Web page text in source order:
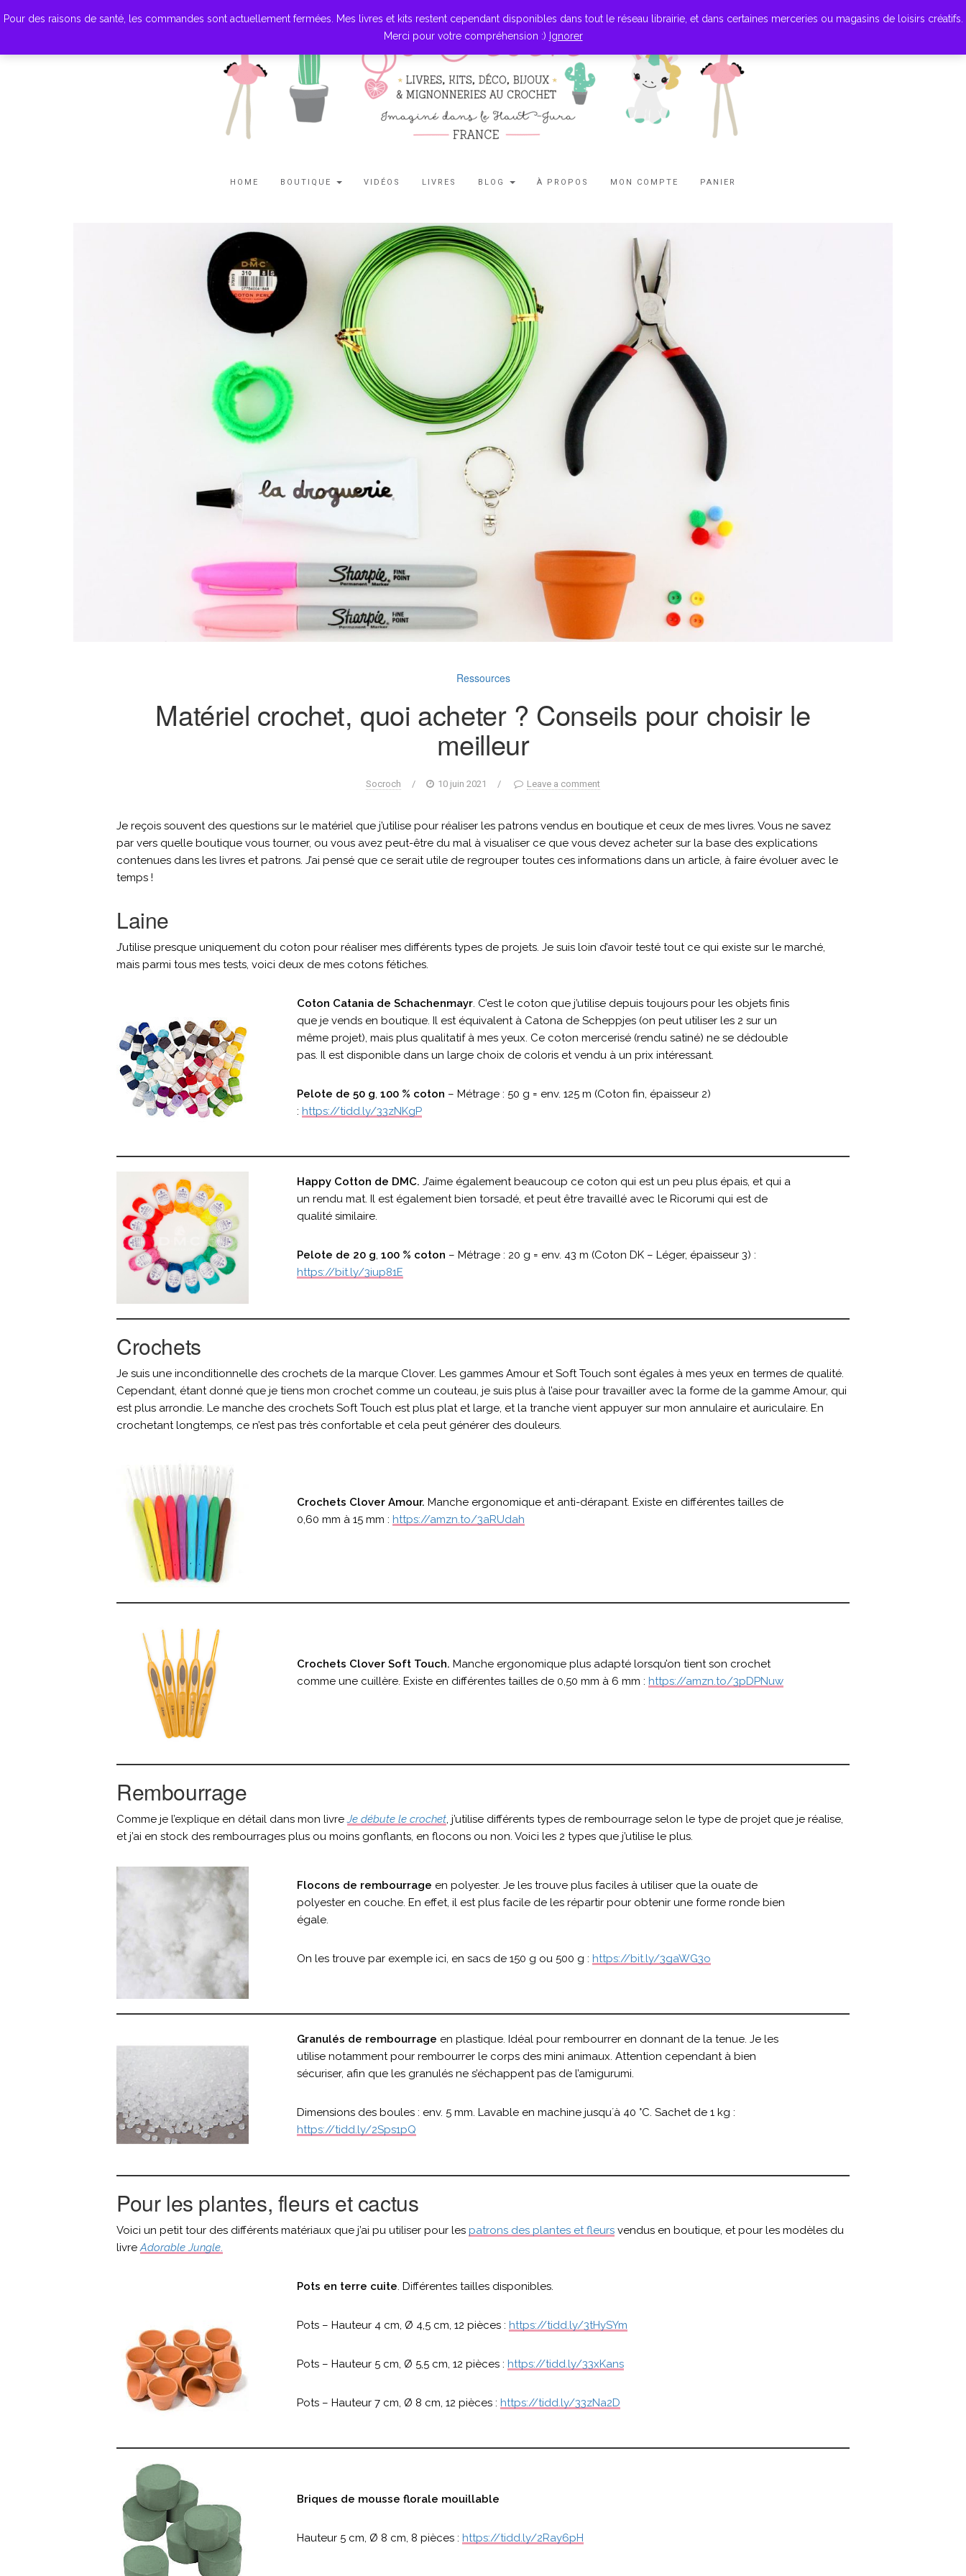
HOME BOUTIQUE VIDÉOS LIVRES BLOG À PROPOS MON COMPTE PANIER
Ressources
Matériel crochet, quoi acheter ? Conseils pour choisir le
meilleur
Socroch / 10 juin 2021 / Leave a comment
Je reçois souvent des questions sur le matériel que j’utilise pour réaliser les patrons vendus en boutique et ceux de mes livres. Vous ne savez
par vers quelle boutique vous tourner, ou vous avez peut-être du mal à visualiser ce que vous devez acheter sur la base des explications
contenues dans les livres et patrons. J’ai pensé que ce serait utile de regrouper toutes ces informations dans un article, à faire évoluer avec le
temps !
Laine
J’utilise presque uniquement du coton pour réaliser mes différents types de projets. Je suis loin d’avoir testé tout ce qui existe sur le marché,
mais parmi tous mes tests, voici deux de mes cotons fétiches.
Coton Catania de Schachenmayr. C’est le coton que j’utilise depuis toujours pour les objets finis
que je vends en boutique. Il est équivalent à Catona de Scheppjes (on peut utiliser les 2 sur un
même projet), mais plus qualitatif à mes yeux. Ce coton mercerisé (rendu satiné) ne se dédouble
pas. Il est disponible dans un large choix de coloris et vendu à un prix intéressant.
Pelote de 50 g, 100 % coton – Métrage : 50 g = env. 125 m (Coton fin, épaisseur 2)
: https://tidd.ly/33zNKgP
Happy Cotton de DMC. J’aime également beaucoup ce coton qui est un peu plus épais, et qui a
un rendu mat. Il est également bien torsadé, et peut être travaillé avec le Ricorumi qui est de
qualité similaire.
Pelote de 20 g, 100 % coton – Métrage : 20 g = env. 43 m (Coton DK – Léger, épaisseur 3) :
https://bit.ly/3iup81E
Crochets
Je suis une inconditionnelle des crochets de la marque Clover. Les gammes Amour et Soft Touch sont égales à mes yeux en termes de qualité.
Cependant, étant donné que je tiens mon crochet comme un couteau, je suis plus à l’aise pour travailler avec la forme de la gamme Amour, qui
est plus arrondie. Le manche des crochets Soft Touch est plus plat et large, et la tranche vient appuyer sur mon annulaire et auriculaire. En
crochetant longtemps, ce n’est pas très confortable et cela peut générer des douleurs.
Crochets Clover Amour. Manche ergonomique et anti-dérapant. Existe en différentes tailles de
0,60 mm à 15 mm : https://amzn.to/3aRUdah
Crochets Clover Soft Touch. Manche ergonomique plus adapté lorsqu’on tient son crochet
comme une cuillère. Existe en différentes tailles de 0,50 mm à 6 mm : https://amzn.to/3pDPNuw
Rembourrage
Comme je l’explique en détail dans mon livreJe débute le crochet, j’utilise différents types de rembourrage selon le type de projet que je réalise,
et j’ai en stock des rembourrages plus ou moins gonflants, en flocons ou non. Voici les 2 types que j’utilise le plus.
Flocons de rembourrage en polyester. Je les trouve plus faciles à utiliser que la ouate de
polyester en couche. En effet, il est plus facile de les répartir pour obtenir une forme ronde bien
égale.
On les trouve par exemple ici, en sacs de 150 g ou 500 g : https://bit.ly/3gaWG3o
Granulés de rembourrage en plastique. Idéal pour rembourrer en donnant de la tenue. Je les
utilise notamment pour rembourrer le corps des mini animaux. Attention cependant à bien
sécuriser, afin que les granulés ne s’échappent pas de l’amigurumi.
Dimensions des boules : env. 5 mm. Lavable en machine jusqu´à 40 °C. Sachet de 1 kg :
https://tidd.ly/2Sps1pQ
Pour les plantes, fleurs et cactus
Voici un petit tour des différents matériaux que j’ai pu utiliser pour les patrons des plantes et fleurs vendus en boutique, et pour les modèles du
livreAdorable Jungle.
Pots en terre cuite. Différentes tailles disponibles.
Pots – Hauteur 4 cm, Ø 4,5 cm, 12 pièces : https://tidd.ly/3tHySYm
Pots – Hauteur 5 cm, Ø 5,5 cm, 12 pièces : https://tidd.ly/33xKans
Pots – Hauteur 7 cm, Ø 8 cm, 12 pièces : https://tidd.ly/33zNa2D
Briques de mousse florale mouillable
Hauteur 5 cm, Ø 8 cm, 8 pièces : https://tidd.ly/2Ray6pH
Pour des raisons de santé, les commandes sont actuellement fermées. Mes livres et kits restent cependant disponibles dans tout le réseau librairie, et dans certaines merceries ou magasins de loisirs créatifs.
Merci pour votre compréhension :) Ignorer